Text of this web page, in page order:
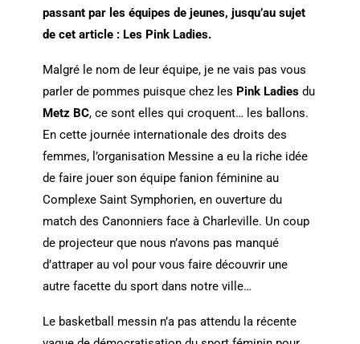
passant par les équipes de jeunes, jusqu’au sujet
de cet article : Les Pink Ladies.
Malgré le nom de leur équipe, je ne vais pas vous
parler de pommes puisque chez les Pink Ladiesdu
Metz BC, ce sont elles qui croquent… les ballons.
En cette journée internationale des droits des
femmes, l’organisation Messine a eu la riche idée
de faire jouer son équipe fanion féminine au
Complexe Saint Symphorien, en ouverture du
match des Canonniers face à Charleville. Un coup
de projecteur que nous n’avons pas manqué
d’attraper au vol pour vous faire découvrir une
autre facette du sport dans notre ville…
Le basketball messin n’a pas attendu la récente